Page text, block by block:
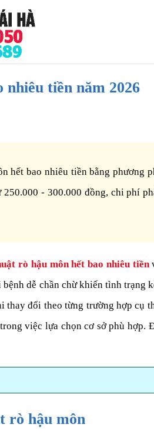
tiền năm 2026
hết bao nhiêu tiền bằng phương
- 300.000 đồng, chi phí
rò hậu môn hết bao nhiêu tiền
dễ chần chừ khiến tình
đổi theo từng trường hợp cụ
việc lựa chọn cơ sở phù hợp.
rò hậu môn